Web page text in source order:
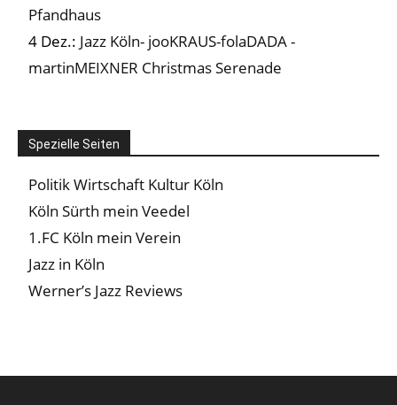
Pfandhaus
4 Dez.: Jazz Köln- jooKRAUS-folaDADA -
martinMEIXNER Christmas Serenade
Spezielle Seiten
Politik Wirtschaft Kultur Köln
Köln Sürth mein Veedel
1.FC Köln mein Verein
Jazz in Köln
Werner’s Jazz Reviews